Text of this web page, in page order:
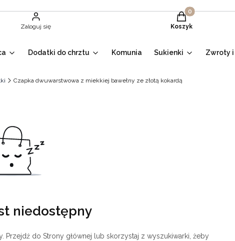
Zaloguj się
Produkty w
Koszyk
Dodatki do chrztu Komunia Sukienki Zwroty
Czapka dwuwarstwowa z miekkiej bawełny ze złotą kokardą
niedostępny
Przejdź do Strony głównej lub skorzystaj z wyszukiwarki, żeby